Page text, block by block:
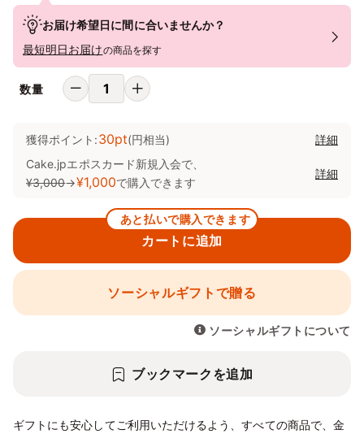
お届け希望日に間に合いませんか？
最短明日お届けの商品を探す
数量
獲得ポイント:30pt(円相当)
詳細
Cake.jpエポスカード新規入会で、
¥3,000→¥1,000で購入できます
詳細
カートに追加
あと払いで購入できます
ソーシャルギフトで贈る
ソーシャルギフトについて
ブックマークを追加
ギフトにも安心してご利用いただけるよう、すべての商品で、金